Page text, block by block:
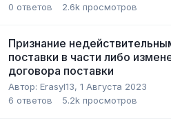
0 ответов 2.6k просмотров
Признание
поставки в части либо
договора поставки
Автор: Erasyl13, 1 Августа 2023
6 ответов 5.2k просмотров